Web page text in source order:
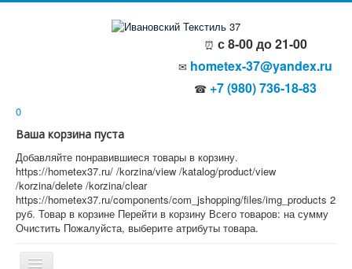
⏰ с 8-00 до 21-00
✉ hometex-37@yandex.ru
☎ +7 (980) 736-18-83
0
Ваша корзина пуста
Добавляйте понравившиеся товары в корзину.
https://hometex37.ru/ /korzina/view /katalog/product/view
/korzina/delete /korzina/clear
https://hometex37.ru/components/com_jshopping/files/img_products 2
руб. Товар в корзине Перейти в корзину Всего товаров: на сумму
Очистить Пожалуйста, выберите атрибуты товара.